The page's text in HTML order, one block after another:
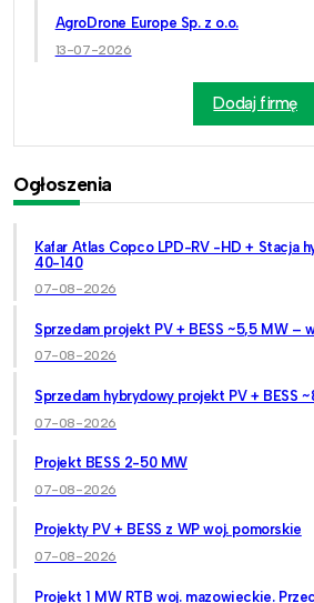
AgroDrone Europe Sp. z o.o.
13-07-2026
Dodaj firmę
Ogłoszenia
Kafar Atlas Copco LPD-RV -HD + Stacja
40-140
07-08-2026
Sprzedam projekt PV + BESS ~5,5 MW –
07-08-2026
Sprzedam hybrydowy projekt PV + BESS
07-08-2026
Projekt BESS 2-50 MW
07-08-2026
Projekty PV + BESS z WP woj. pomorskie
07-08-2026
Projekt 1 MW RTB woj. mazowieckie.